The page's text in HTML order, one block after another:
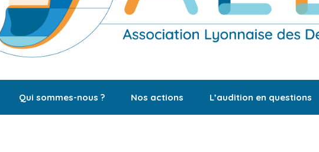
Qui sommes-nous ? Nos actions L’audition en questions